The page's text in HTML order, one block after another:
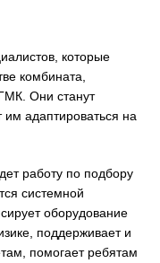
которые
комбината,
Они станут
им адаптироваться на
работу по подбору
системной
оборудование
поддерживает и
помогает ребятам